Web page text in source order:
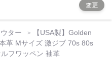
変更
ター
【USA製】Golden
革 Mサイズ 激ジブ 70s 80s
フワッペン 袖革